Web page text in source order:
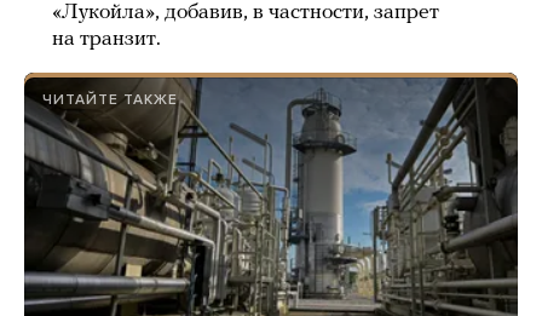
«Лукойла», добавив, в частности, запрет
на транзит.
ЧИТАЙТЕ ТАКЖЕ